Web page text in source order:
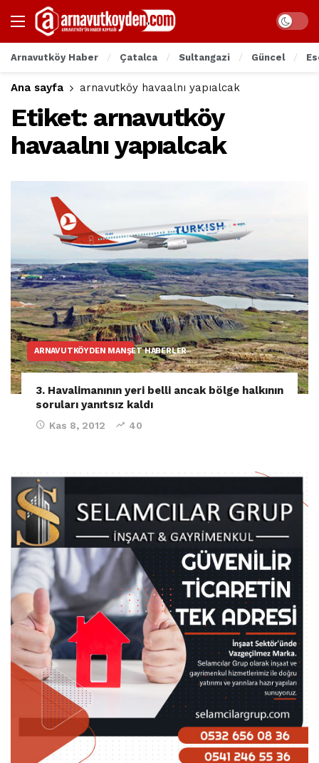
Arnavutköy Haber Çatalca Sultangazi Güncel
Ana sayfa arnavutköy havaalnı yapıalcak
Etiket: arnavutköy
havaalnı yapıalcak
ARNAVUTKÖYDEN MANŞET HABERLER
3. Havalimanının yeri belli ancak bölge halkının
soruları yanıtsız kaldı
Kas 8, 2012 40